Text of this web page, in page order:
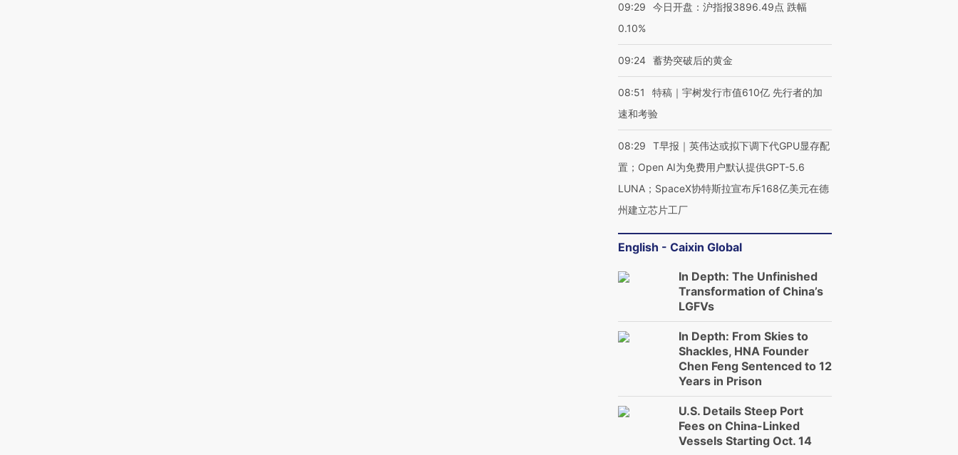
09:29
今日开盘：沪指报3896.49点 跌幅
0.10%
09:24 蓄势突破后的黄金
08:51
特稿｜宇树发行市值610亿 先行者的加
速和考验
08:29
T早报｜英伟达或拟下调下代GPU显存配
置；Open AI为免费用户默认提供GPT-5.6
LUNA；SpaceX协特斯拉宣布斥168亿美元在德
州建立芯片工厂
English - Caixin Global
In Depth: The Unfinished
Transformation of China’s
LGFVs
In Depth: From Skies to
Shackles, HNA Founder
Chen Feng Sentenced to 12
Years in Prison
U.S. Details Steep Port
Fees on China-Linked
Vessels Starting Oct. 14